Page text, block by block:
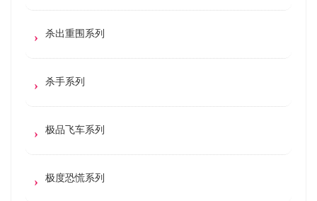
杀出重围系列
杀手系列
极品飞车系列
极度恐慌系列